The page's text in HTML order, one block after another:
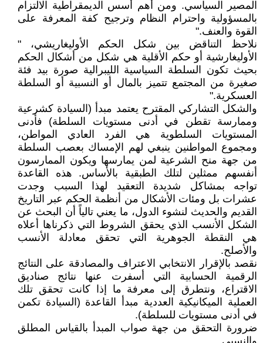
المصير السياسي. ومن أهم أسس الديمقراطية الالتزام
بالمسؤولية واحترام النظام وترجيح كفة المعرفة على
القوة والعنف."
نلاحظ التناقض بين شكل الحكم الأوليغاريشي، "
الأوليغارشية أو حكم الأقلية هي شكل من أشكال الحكم
بحيث تكون السلطة السياسية الليبرالية صورة بيد فئة
صغيرة من المجتمع تتميز بالمال أو النسبية أو السلطة
العسكرية."
والشكل التشاركي المقترح يعتمد مبدأ (السيادة كشرعية
وممارسة تقطن في أدنى مستويات السلطة) فأدنى
المستويات السلطوية هي الفرد العادي المواطن،
ومجموع المواطنين ينبغي لهم الإمساك بعصب السلطة
من جهة منح الشرعية لمن يمارسها ويكون الممارسون
أنفسهم ممثلين لتلك الطبقية بالأساس. هذه القاعدة
تواجه بمشاكل شديدة التعقيد لهذا السبب وجدت
عشرات بل ومئات الأشكال من أنظمة الحكم عبر التاريخ
القديم والحديث لنشوء الدول، ما يعني تالياً أن البحث عن
الشكل الأنسب الذي يحقق الشروط التي ذكرناها أعلاه
هي النقطة الجوهرية التي تحقق معادلة الأنسب
والأصلح.
نقصد بالإقرار الانتخابي الاعتراف والمصادقة على النتائج
الرقمية الحسابية التي أسفرت عنها نتائج صناديق
الاقتراع، ونتطرق إلى معرفة ما إذا كانت تحقق تلك
العملية الميكانيكية العددية مبدأ القاعدة (السيادة تكمن
في أدنى مستويات للسلطة).
ضرورة التحقق من جهة صواب المبدأ بالقياس المطلق